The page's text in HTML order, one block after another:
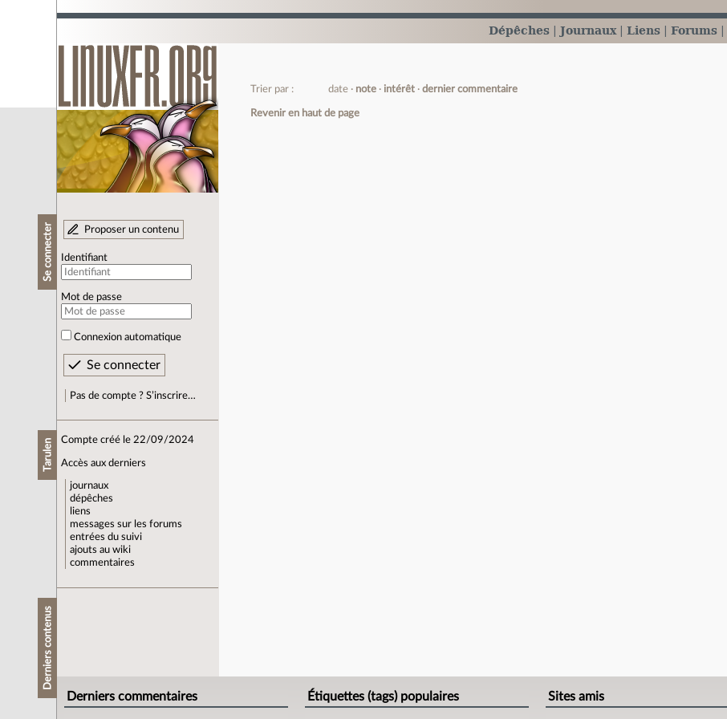
Dépêches Journaux Liens Forums
Se connecter Proposer un contenu
Identifiant
Mot de passe
Connexion automatique
Pas de compte ? S’inscrire…
Tarulen Compte créé le 22/09/2024
Accès aux derniers
journaux
dépêches
liens
messages sur les forums
entrées du suivi
ajouts au wiki
commentaires
Derniers contenus
Trier par : date note intérêt dernier commentaire
Revenir en haut de page
Derniers commentaires Étiquettes (tags) populaires Sites amis